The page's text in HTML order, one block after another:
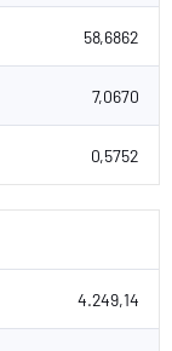
58,6862
7,0670
0,5752
4.249,14